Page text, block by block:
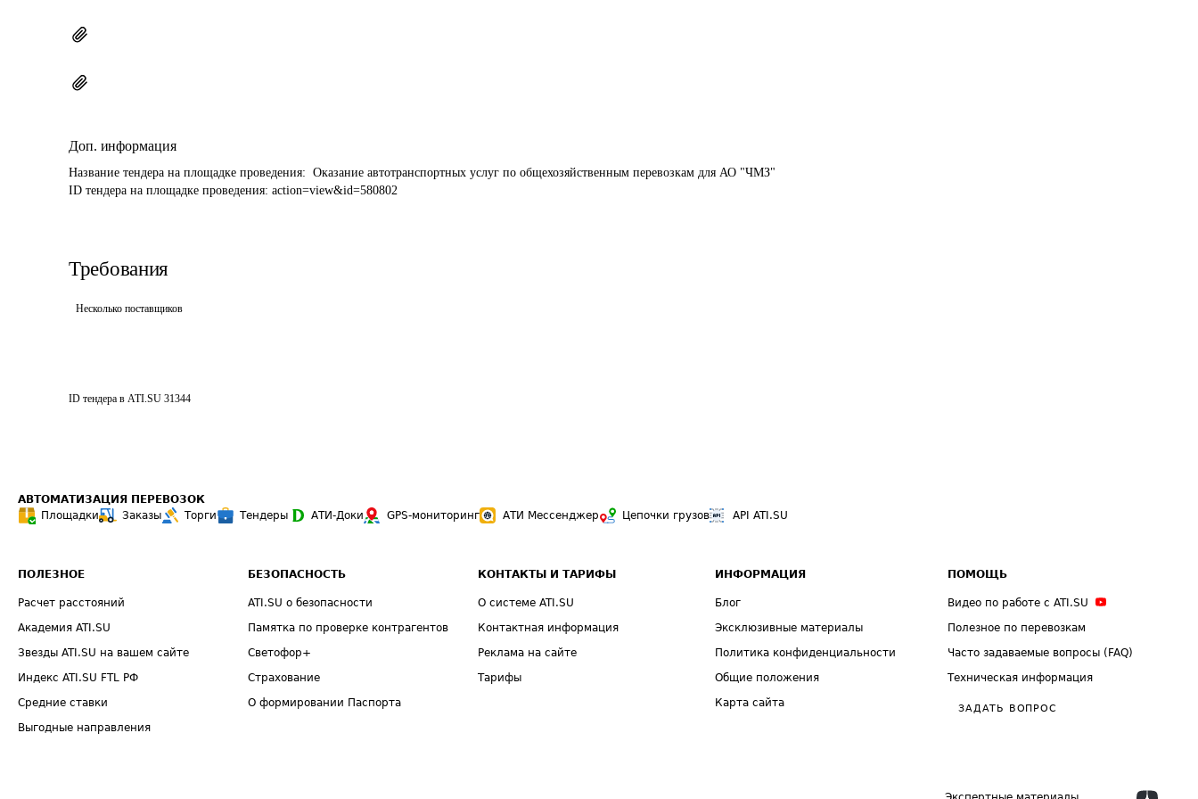
Доп. информация
Название тендера на площадке проведения: Оказание автотранспортных услуг по общехозяйственным перевозкам для АО "ЧМЗ"
ID тендера на площадке проведения: action=view&id=580802
Требования
Несколько поставщиков
ID тендера в ATI.SU 31344
АВТОМАТИЗАЦИЯ ПЕРЕВОЗОК
Площадки
Заказы Торги Тендеры АТИ-Доки GPS-мониторинг АТИ Мессенджер Цепочки грузов API ATI.SU
ПОЛЕЗНОЕ
Расчет расстояний
Академия ATI.SU
Звезды ATI.SU на вашем сайте
Индекс ATI.SU FTL РФ
Средние ставки
Выгодные направления
БЕЗОПАСНОСТЬ
ATI.SU о безопасности
Памятка по проверке контрагентов
Светофор+
Страхование
О формировании Паспорта
КОНТАКТЫ И ТАРИФЫ
О системе ATI.SU
Контактная информация
Реклама на сайте
Тарифы
ИНФОРМАЦИЯ
Блог
Эксклюзивные материалы
Политика конфиденциальности
Общие положения
Карта сайта
ПОМОЩЬ
Видео по работе с ATI.SU
Полезное по перевозкам
Часто задаваемые вопросы (FAQ)
Техническая информация
ЗАДАТЬ ВОПРОС